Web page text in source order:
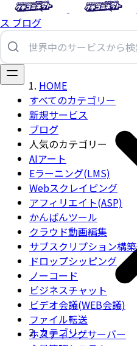
ス ブログ
すべてのカテゴリー
新規サービス
ブログ
人気のカテゴリー
AIアート
Eラーニング(LMS)
Webスクレイピング
アフィリエイト(ASP)
かんばんツール
クラウド動画編集
サブスクリプション構築
ドロップシッピング
ノーコード
ビジネスチャット
ビデオ会議(WEB会議)
ファイル転送
ホスティングサーバー
HOME
カテゴリー